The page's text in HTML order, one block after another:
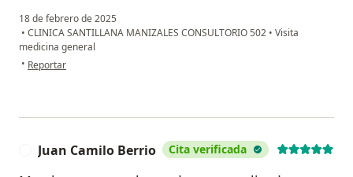
18 de febrero de 2025
• CLINICA SANTILLANA MANIZALES CONSULTORIO 502 • Visita
medicina general
• en opinión del usuario Gloria Elena Marin G
Reportar
Juan Camilo Berrio Cita verificada